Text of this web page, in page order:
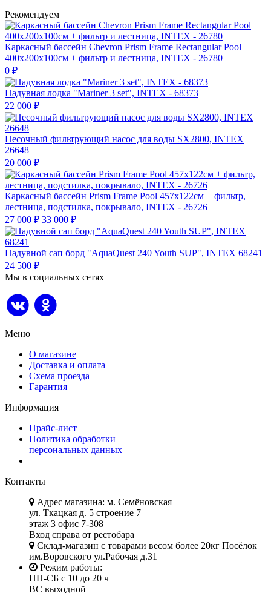
Рекомендуем
Каркасный бассейн Chevron Prism Frame Rectangular Pool
400х200х100см + фильтр и лестница, INTEX - 26780
0 ₽
Надувная лодка "Mariner 3 set", INTEX - 68373
22 000 ₽
Песочный фильтрующий насос для воды SX2800, INTEX
26648
20 000 ₽
Каркасный бассейн Prism Frame Pool 457х122см + фильтр,
лестница, подстилка, покрывало, INTEX - 26726
27 000 ₽ 33 000 ₽
Надувной сап борд "AquaQuest 240 Youth SUP", INTEX 68241
24 500 ₽
Мы в социальных сетях
Меню
О магазине
Доставка и оплата
Схема проезда
Гарантия
Информация
Прайс-лист
Политика обработки
персональных данных
Контакты
Адрес магазина: м. Семёновская
ул. Ткацкая д. 5 строение 7
этаж 3 офис 7-308
Вход справа от рестобара
Склад-магазин с товарами весом более 20кг Посёлок
им.Воровского ул.Рабочая д.31
Режим работы:
ПН-СБ с 10 до 20 ч
ВС выходной